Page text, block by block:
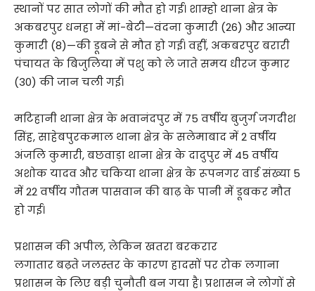
स्थानों पर सात लोगों की मौत हो गई। शाम्हो थाना क्षेत्र के
अकबरपुर धनहा में मां-बेटी—वंदना कुमारी (26) और आन्या
कुमारी (8)—की डूबने से मौत हो गई। वहीं, अकबरपुर बरारी
पंचायत के बिजुलिया में पशु को ले जाते समय धीरज कुमार
(30) की जान चली गई।
मटिहानी थाना क्षेत्र के भवानंदपुर में 75 वर्षीय बुजुर्ग जगदीश
सिंह, साहेबपुरकमाल थाना क्षेत्र के सलेमाबाद में 2 वर्षीय
अंजलि कुमारी, बछवाड़ा थाना क्षेत्र के दादुपुर में 45 वर्षीय
अशोक यादव और चकिया थाना क्षेत्र के रूपनगर वार्ड संख्या 5
में 22 वर्षीय गौतम पासवान की बाढ़ के पानी में डूबकर मौत
हो गई।
प्रशासन की अपील, लेकिन खतरा बरकरार
लगातार बढ़ते जलस्तर के कारण हादसों पर रोक लगाना
प्रशासन के लिए बड़ी चुनौती बन गया है। प्रशासन ने लोगों से